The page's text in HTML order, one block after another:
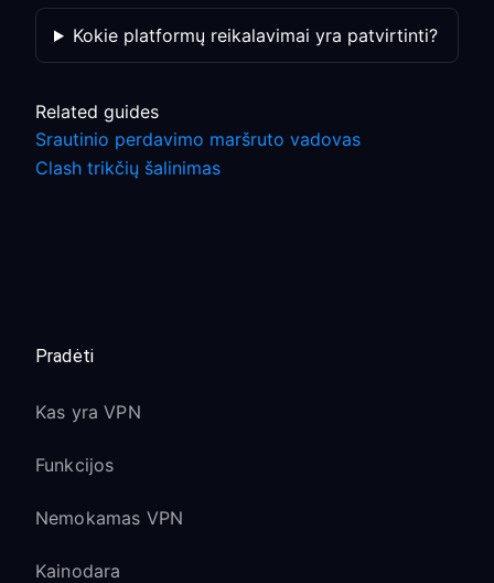
Kokie platformų reikalavimai yra patvirtinti?
Related guides
Srautinio perdavimo maršruto vadovas
Clash trikčių šalinimas
Pradėti
Kas yra VPN
Funkcijos
Nemokamas VPN
Kainodara